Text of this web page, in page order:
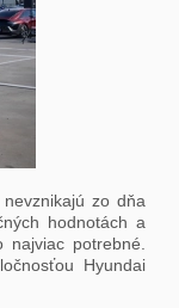
zo dňa
hodnotách a
potrebné.
Hyundai